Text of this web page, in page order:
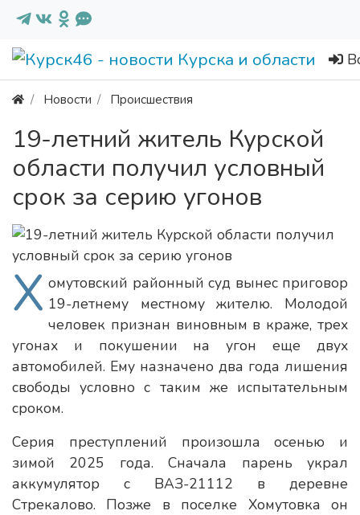
Новости Происшествия
19-летний житель Курской
области получил условный
срок за серию угонов
Х омутовский районный суд вынес приговор
19-летнему местному жителю. Молодой
человек признан виновным в краже, трех
угонах и покушении на угон еще двух
автомобилей. Ему назначено два года лишения
свободы условно с таким же испытательным
сроком.
Серия преступлений произошла осенью и
зимой 2025 года. Сначала парень украл
аккумулятор с ВАЗ-21112 в деревне
Стрекалово. Позже в поселке Хомутовка он